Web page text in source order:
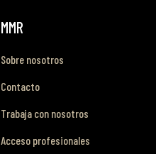
MMR
Sobre nosotros
Contacto
Trabaja con nosotros
Acceso profesionales